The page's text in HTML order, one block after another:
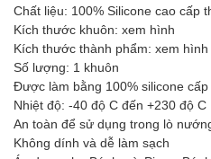
Chất liệu: 100% Silicone cao cấp
Kích thước khuôn: xem hình
Kích thước thành phẩm: xem hình
Số lượng: 1 khuôn
Được làm bằng 100% silicone
Nhiệt độ: -40 độ C đến +230 độ C
An toàn để sử dụng trong lò
Không dính và dễ làm sạch